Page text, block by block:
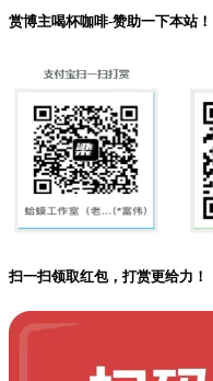
赏博主喝杯咖啡-赞助一下本站！
扫一扫领取红包，打赏更给力！